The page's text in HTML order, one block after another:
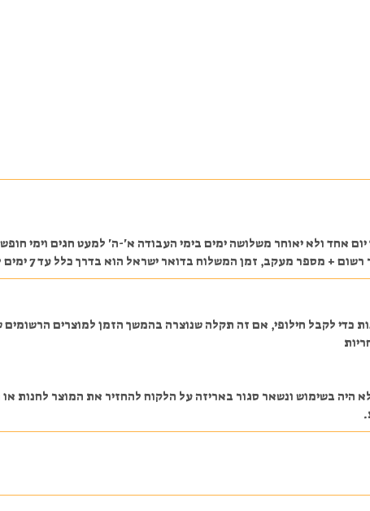
אחד ולא יאוחר משלושה ימים בימי העבודה א'-ה' למעט חגים וימי
זמן המשלוח בדואר ישראל הוא בדרך כלל עד 7 ימים לעיתים מתעכב ליותר.
כדי לקבל חילופי, אם זה תקלה שנוצרה בהמשך הזמן למוצרים
התשלום תוך 14 יום, אם המוצר לא נפתח, לא היה בשימוש ונשאר סגור באריזה על הלקוח להחזיר את